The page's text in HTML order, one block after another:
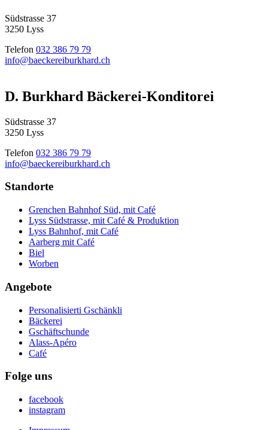
Südstrasse 37
3250 Lyss
Telefon 032 386 79 79
info@baeckereiburkhard.ch
D. Burkhard Bäckerei-Konditorei
Südstrasse 37
3250 Lyss
Telefon 032 386 79 79
info@baeckereiburkhard.ch
Standorte
Grenchen Bahnhof Süd, mit Café
Lyss Südstrasse, mit Café & Produktion
Lyss Bahnhof, mit Café
Aarberg mit Café
Biel
Worben
Angebote
Personalisierti Gschänkli
Bäckerei
Gschäftschunde
Alass-Apéro
Café
Folge uns
facebook
instagram